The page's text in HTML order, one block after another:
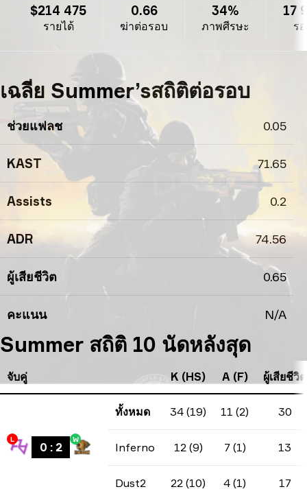
รายได้
$214 475
ฆ่าต่อรอบ
0.66
ภาพศีรษะ
34%
ร
17
เฉลี่ย Summer’sสถิติต่อรอบ
ช่วยแฟลช 0.05
KAST 71.65
Assists 0.2
ADR 74.56
ผู้เสียชีวิต 0.65
คะแนน N/A
Summer สถิติ 10 นัดหลังสุด
จับคู่ K (HS) A (F) ผู้เสียชีวิต
L
0 : 2
W
ทั้งหมด 34 (19) 11 (2) 30
Inferno 12 (9) 7 (1) 13
Dust2 22 (10) 4 (1) 17